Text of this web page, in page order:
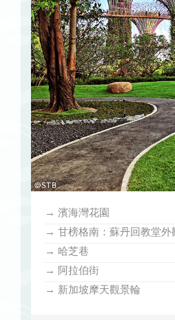
→ 濱海灣花園
→ 甘榜格南：蘇丹回教堂外
→ 哈芝巷
→ 阿拉伯街
→ 新加坡摩天觀景輪